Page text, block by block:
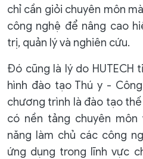
chỉ cần giỏi chuyên môn
công nghệ để nâng cao
trị, quản lý và nghiên cứu.
Đó cũng là lý do HUTECH
hình đào tạo Thú y -
chương trình là đào tạo
có nền tảng chuyên môn
năng làm chủ các công
ứng dụng trong lĩnh vực